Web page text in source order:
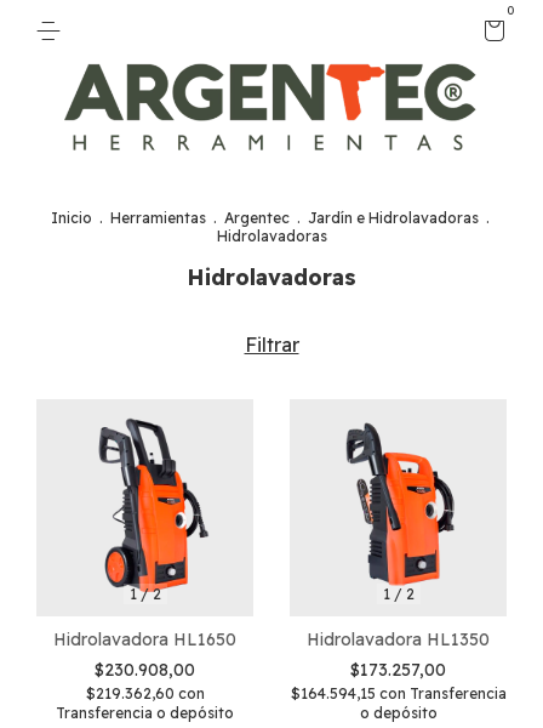
0
Inicio . Herramientas . Argentec . Jardín e Hidrolavadoras .
Hidrolavadoras
Hidrolavadoras
Filtrar
1/2
Hidrolavadora HL1650
$230.908,00
$219.362,60 con
Transferencia o depósito
1/ 2
Hidrolavadora HL1350
$173.257,00
$164.594,15 con Transferencia
o depósito